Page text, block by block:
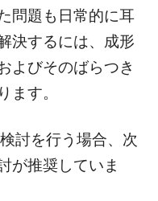
問題も日常的に耳
決するには、成形
よびそのばらつき
す。
討を行う場合、次
が推奨していま